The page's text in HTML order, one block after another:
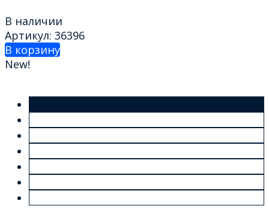
В наличии
Артикул: 36396
В корзину
New!